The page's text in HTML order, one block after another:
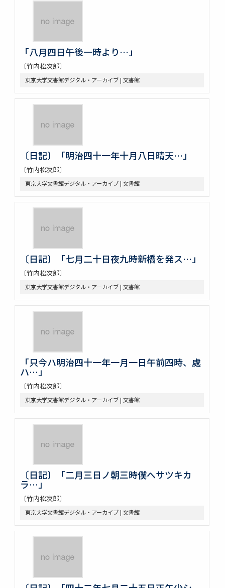
「八月四日午後一時より…」
〔竹内松次郎〕
東京大学文書館デジタル・アーカイブ | 文書館
〔日記〕「明治四十一年十月八日晴天…」
〔竹内松次郎〕
東京大学文書館デジタル・アーカイブ | 文書館
〔日記〕「七月二十日夜九時新橋を発ス…」
〔竹内松次郎〕
東京大学文書館デジタル・アーカイブ | 文書館
「只今ハ明治四十一年一月一日午前四時、處
ハ…」
〔竹内松次郎〕
東京大学文書館デジタル・アーカイブ | 文書館
〔日記〕「二月三日ノ朝三時僕へサツキカ
ラ…」
〔竹内松次郎〕
東京大学文書館デジタル・アーカイブ | 文書館